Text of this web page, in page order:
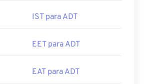
IST para ADT
EET para ADT
EAT para ADT